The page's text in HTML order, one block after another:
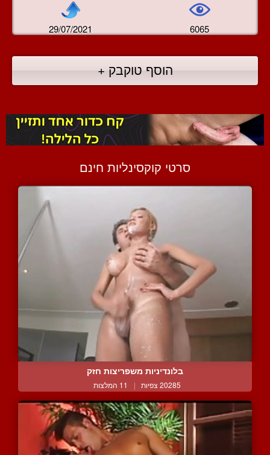
29/07/2021 6065
הוסף טוקבק +
סרטי קוקסינליות חינם
בלונדיניות משפריצות חזק
20285 צפיות | 11 המלצות